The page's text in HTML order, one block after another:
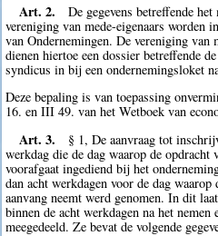
Art. 2.
De gegevens betreffende
vereniging van mede-eigenaars worden
van Ondernemingen. De vereniging van
dienen hiertoe een dossier betreffende
syndicus in bij een ondernemingsloket
Deze bepaling is van toepassing
16. en III 49. van het Wetboek van
Art. 3.
§ 1, De aanvraag tot
werkdag die de dag waarop de opdracht
voorafgaat ingediend bij het
dan acht werkdagen voor de dag
aanvang neemt werd genomen. In dit
binnen de acht werkdagen na het
meegedeeld. Ze bevat de volgende